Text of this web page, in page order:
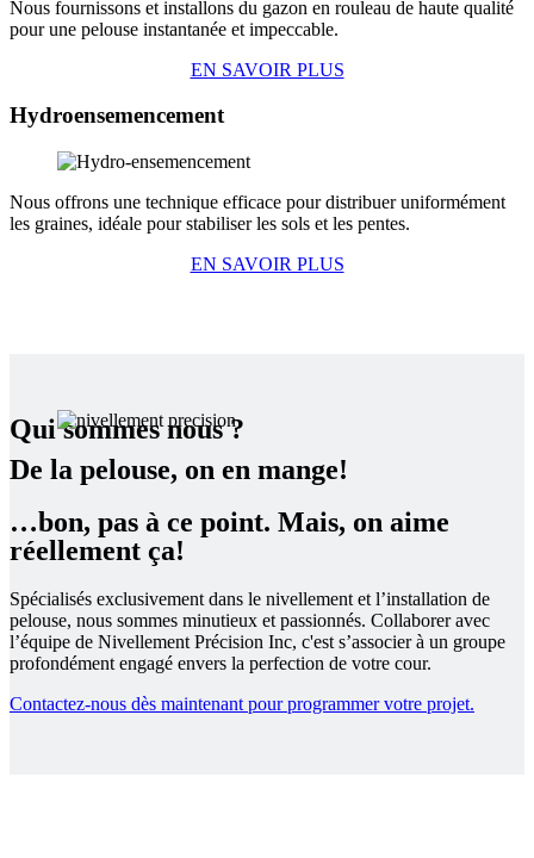
Nous fournissons et installons du gazon en rouleau de haute qualité
pour une pelouse instantanée et impeccable.
EN SAVOIR PLUS
Hydroensemencement
Nous offrons une technique efficace pour distribuer uniformément
les graines, idéale pour stabiliser les sols et les pentes.
EN SAVOIR PLUS
Qui sommes nous ?
De la pelouse, on en mange!
…bon, pas à ce point. Mais, on aime
réellement ça!
Spécialisés exclusivement dans le nivellement et l’installation de
pelouse, nous sommes minutieux et passionnés. Collaborer avec
l’équipe de Nivellement Précision Inc, c'est s’associer à un groupe
profondément engagé envers la perfection de votre cour.
Contactez-nous dès maintenant pour programmer votre projet.